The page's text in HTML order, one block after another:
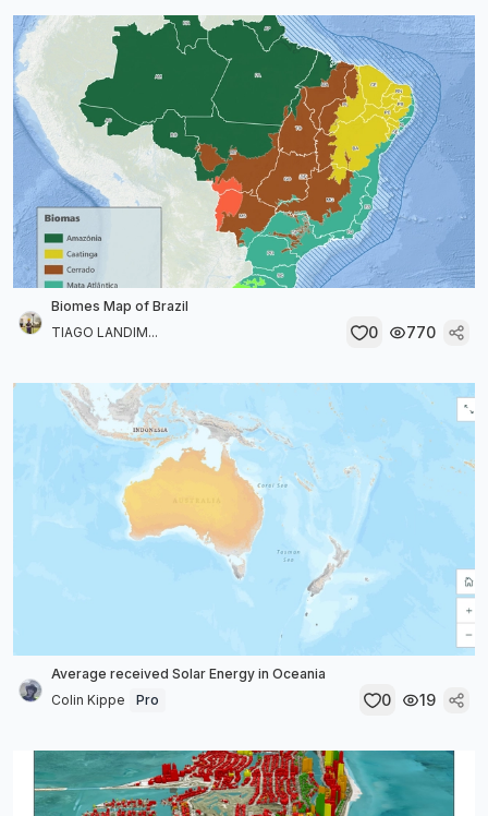
Biomes Map of Brazil
TIAGO LANDIM...
0 770
Average received Solar Energy in Oceania
Colin Kippe
Pro 0 19